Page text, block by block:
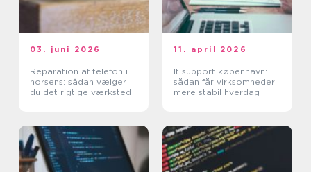
03. juni 2026
Reparation af telefon i
horsens: sådan vælger
du det rigtige værksted
11. april 2026
It support københavn:
sådan får virksomheder
mere stabil hverdag